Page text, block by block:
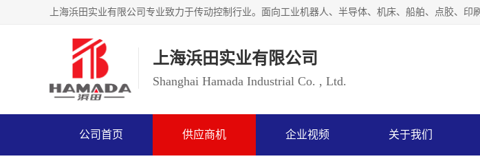
上海浜田实业有限公司
Shanghai Hamada Industrial Co. , Ltd.
公司首页 供应商机 企业视频 关于我们